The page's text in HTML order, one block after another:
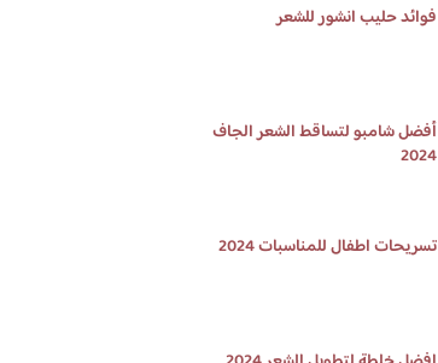
فوائد حليب انشور للشعر
أفضل شامبو لتساقط الشعر الجاف
2024
تسريحات اطفال للمناسبات 2024